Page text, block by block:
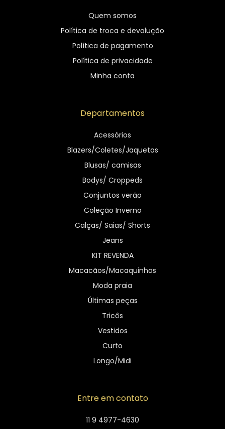
Quem somos
Política de troca e devolução
Política de pagamento
Política de privacidade
Minha conta
Departamentos
Acessórios
Blazers/Coletes/Jaquetas
Blusas/ camisas
Bodys/ Croppeds
Conjuntos verão
Coleção Inverno
Calças/ Saias/ Shorts
Jeans
KIT REVENDA
Macacãos/Macaquinhos
Moda praia
Últimas peças
Tricôs
Vestidos
Curto
Longo/Midi
Entre em contato
11 9 4977-4630